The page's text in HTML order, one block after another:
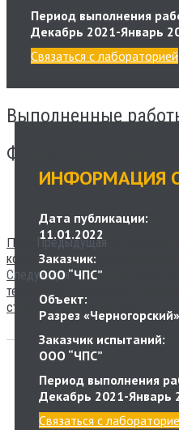
Период выполнения
Декабрь 2021-Январь
Связаться с лабораторией
Выполненные
Фотоотчет с объекта
ВСЕ
Пред Предыдущая
конструкций и сооружений
СледующаяПолное детально-
технического состояния
ст.ХабайдакСледующая
ИНФОРМАЦИЯ
Дата публикации:
11.01.2022
Заказчик:
ООО “ЧПС”
Объект:
Разрез
Заказчик испытаний:
ООО “ЧПС”
Период выполнения
Декабрь 2021-Январь
Связаться с